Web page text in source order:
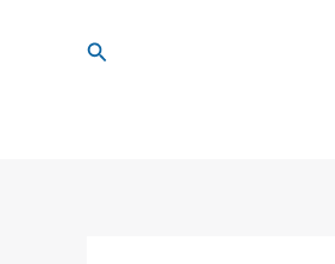
Rechercher